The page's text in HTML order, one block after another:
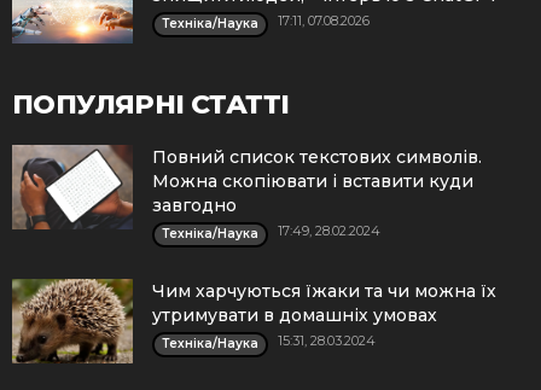
Техніка/Наука 17:11, 07.08.2026
ПОПУЛЯРНІ СТАТТІ
Повний список текстових символів.
Можна скопіювати і вставити куди
завгодно
Техніка/Наука 17:49, 28.02.2024
Чим харчуються їжаки та чи можна їх
утримувати в домашніх умовах
Техніка/Наука 15:31, 28.03.2024